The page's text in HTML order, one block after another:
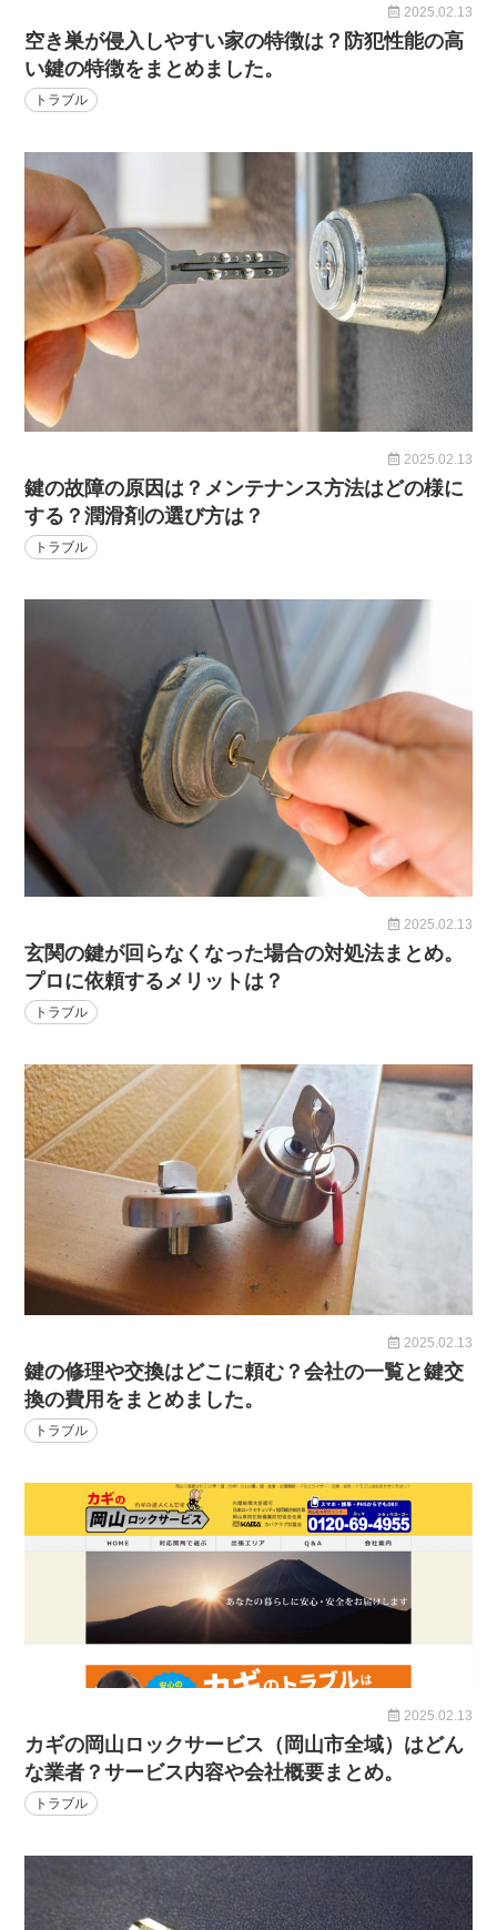
2025.02.13
空き巣が侵入しやすい家の特徴は？防犯性能の高
い鍵の特徴をまとめました。
トラブル
2025.02.13
鍵の故障の原因は？メンテナンス方法はどの様に
する？潤滑剤の選び方は？
トラブル
2025.02.13
玄関の鍵が回らなくなった場合の対処法まとめ。
プロに依頼するメリットは？
トラブル
2025.02.13
鍵の修理や交換はどこに頼む？会社の一覧と鍵交
換の費用をまとめました。
トラブル
2025.02.13
カギの岡山ロックサービス（岡山市全域）はどん
な業者？サービス内容や会社概要まとめ。
トラブル